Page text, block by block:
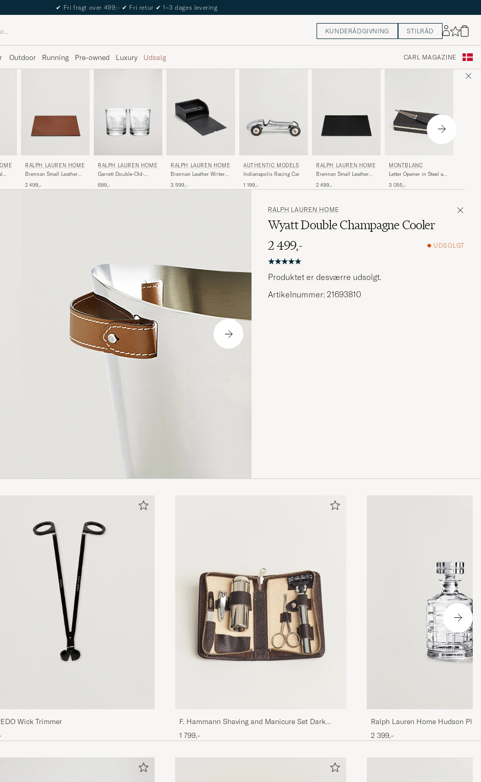
✔ Fri fragt over 499;- ✔ Fri retur ✔ 1–3 dages levering
KUNDERÅDGIVNING STILRÅD
Outdoor Running Pre-owned Luxury Udsalg CARL MAGAZINE
RALPH LAUREN HOME
Brennan Small Leather
Brown
2 499,-
RALPH LAUREN HOME
Garrett Double-Old-
699,-
RALPH LAUREN HOME
Brennan Leather Writers
3 599,-
AUTHENTIC MODELS
Indianapolis Racing Car
1 199,-
RALPH LAUREN HOME
Brennan Small Leather
2 499,-
MONTBLANC
Letter Opener in Steel and
3 055,-
RALPH LAUREN HOME
Wyatt Double Champagne Cooler
2 499,-
UDSOLGT
Produktet er desværre udsolgt.
Artikelnummer: 21693810
Wick Trimmer
F. Hammann Shaving and Manicure Set Dark
Brown
1 799,-
Ralph Lauren Home Hudson
Decanter Clear
2 399,-